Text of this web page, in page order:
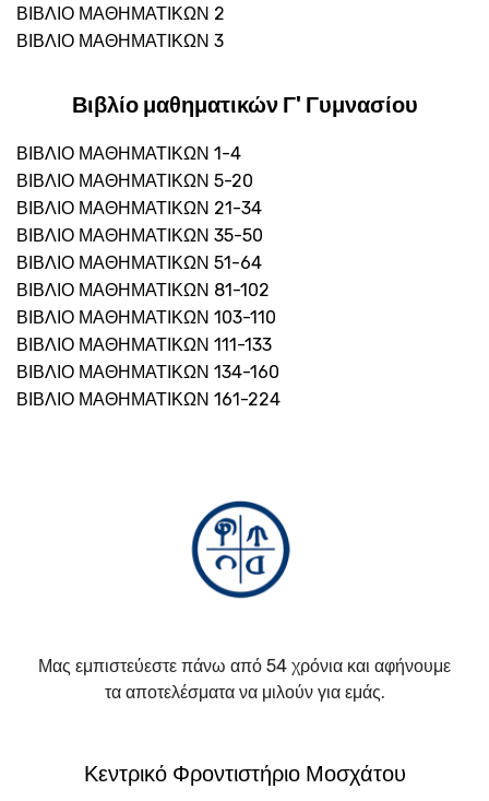
ΒΙΒΛΙΟ ΜΑΘΗΜΑΤΙΚΩΝ 2
ΒΙΒΛΙΟ ΜΑΘΗΜΑΤΙΚΩΝ 3
Βιβλίο μαθηματικών Γ' Γυμνασίου
ΒΙΒΛΙΟ ΜΑΘΗΜΑΤΙΚΩΝ 1-4
ΒΙΒΛΙΟ ΜΑΘΗΜΑΤΙΚΩΝ 5-20
ΒΙΒΛΙΟ ΜΑΘΗΜΑΤΙΚΩΝ 21-34
ΒΙΒΛΙΟ ΜΑΘΗΜΑΤΙΚΩΝ 35-50
ΒΙΒΛΙΟ ΜΑΘΗΜΑΤΙΚΩΝ 51-64
ΒΙΒΛΙΟ ΜΑΘΗΜΑΤΙΚΩΝ 81-102
ΒΙΒΛΙΟ ΜΑΘΗΜΑΤΙΚΩΝ 103-110
ΒΙΒΛΙΟ ΜΑΘΗΜΑΤΙΚΩΝ 111-133
ΒΙΒΛΙΟ ΜΑΘΗΜΑΤΙΚΩΝ 134-160
ΒΙΒΛΙΟ ΜΑΘΗΜΑΤΙΚΩΝ 161-224
Μας εμπιστεύεστε πάνω από 54 χρόνια και αφήνουμε
τα αποτελέσματα να μιλούν για εμάς.
Κεντρικό Φροντιστήριο Μοσχάτου